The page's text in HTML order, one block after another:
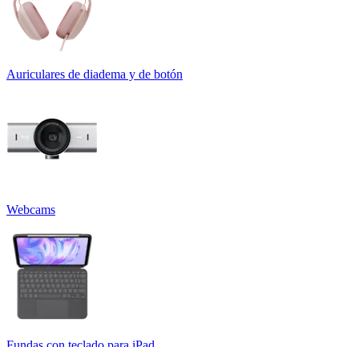
Auriculares de diadema y de botón
Webcams